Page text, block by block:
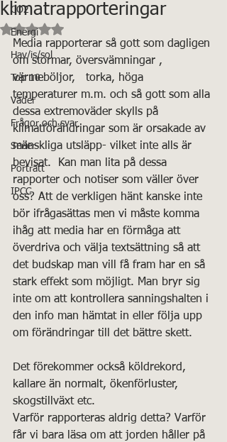
CO2
Energi
Hav/is/sol
Top 10
Väder
Frågor och svar
Serier
Porträtt
IPCC
klimatrapporteringar
Betygsatt till NaN av 5 stjärnor.
Media rapporterar så gott som dagligen
om stormar, översvämningar ,
värmeböljor,   torka, höga
temperaturer m.m. och så gott som alla
dessa extremoväder skylls på
klimatförändringar som är orsakade av
mänskliga utsläpp- vilket inte alls är
bevisat.  Kan man lita på dessa
rapporter och notiser som väller över
oss? Att de verkligen hänt kanske inte
bör ifrågasättas men vi måste komma
ihåg att media har en förmåga att
överdriva och välja textsättning så att
det budskap man vill få fram har en så
stark effekt som möjligt. Man bryr sig
inte om att kontrollera sanningshalten i
den info man hämtat in eller följa upp
om förändringar till det bättre skett.
Det förekommer också köldrekord,
kallare än normalt, ökenförluster,
skogstillväxt etc.
Varför rapporteras aldrig detta? Varför
får vi bara läsa om att jorden håller på